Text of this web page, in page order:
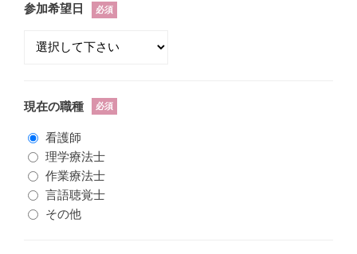
参加希望日 必須
現在の職種 必須
看護師
理学療法士
作業療法士
言語聴覚士
その他